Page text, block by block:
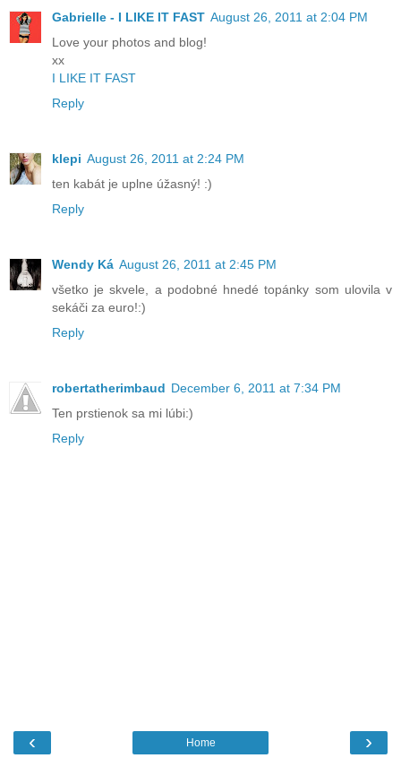
Gabrielle - I LIKE IT FAST August 26, 2011 at 2:04 PM
Love your photos and blog!
xx
I LIKE IT FAST
Reply
klepi August 26, 2011 at 2:24 PM
ten kabát je uplne úžasný! :)
Reply
Wendy Ká August 26, 2011 at 2:45 PM
všetko je skvele, a podobné hnedé topánky som ulovila v
sekáči za euro!:)
Reply
robertatherimbaud December 6, 2011 at 7:34 PM
Ten prstienok sa mi lúbi:)
Reply
‹ ›
Home